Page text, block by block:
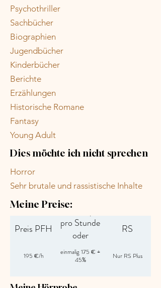
Psychothriller
Sachbücher
Biographien
Jugendbücher
Kinderbücher
Berichte
Erzählungen
Historische Romane
Fantasy
Young Adult
Dies möchte ich nicht sprechen
Horror
Sehr brutale und rassistische Inhalte
Meine Preise:
Preis PFH
Preis RS plus
pro Stunde
oder
Pauschalbetrag
RS
195 €/h
einmalig 175 € +
45%
Nur RS Plus